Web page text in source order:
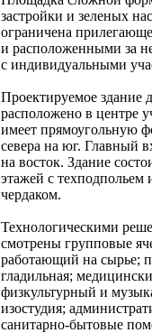
застройки и зеленых
ограничена
и расположенными за
с индивиду­альными
Проектируемое здание
расположено в центре
имеет прямо­угольную
севера на юг. Главный
на восток. Здание
этажей с техподпольем
чердаком.
Технологическими
смотрены групповые
работающий на сырье;
гладильная;
физкультурный и
изостудия;
санитарно-бытовые